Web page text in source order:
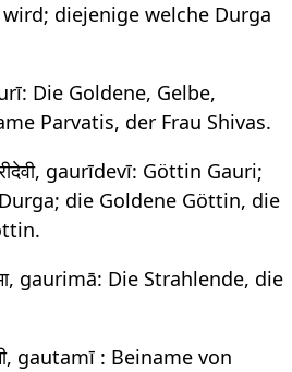
diejenige welche Durga
Die Goldene, Gelbe,
Parvatis, der Frau Shivas.
gaurīdevī: Göttin Gauri;
die Goldene Göttin, die
gaurimā: Die Strahlende, die
gautamī : Beiname von